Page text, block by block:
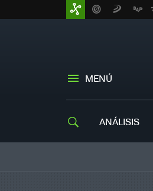
MENÚ
ANÁLISIS